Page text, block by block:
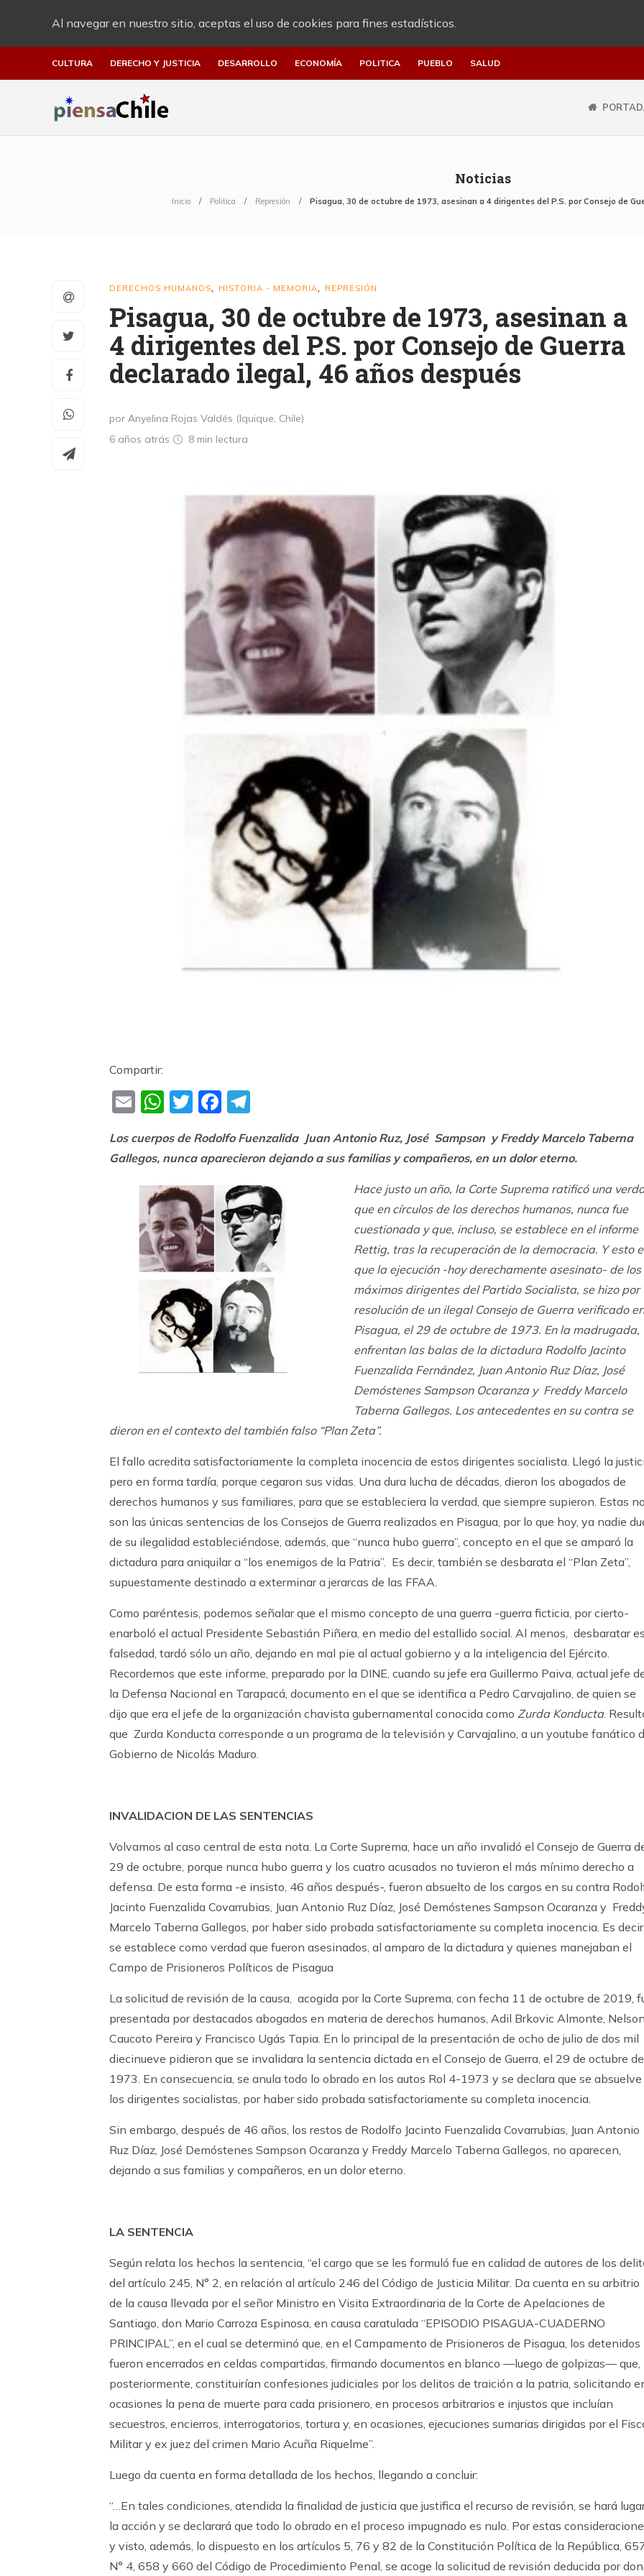
Al navegar en nuestro sitio, aceptas el uso de cookies para fines estadísticos.
CULTURA DERECHO Y JUSTICIA DESARROLLO ECONOMÍA POLITICA PUEBLO SALUD
Noticias
Inicio Politica Represión Pisagua, 30 de octubre de 1973, asesinan a 4 dirigentes del P.S. por Consejo de
DERECHOS HUMANOS HISTORIA - MEMORIA REPRESIÓN
Pisagua, 30 de octubre de 1973, asesinan a
4 dirigentes del P.S. por Consejo de Guerra
declarado ilegal, 46 años después
por Anyelina Rojas Valdés (Iquique, Chile)
6 años atrás
8 min lectura
Compartir:
EmailWhatsApp
TwitterFacebook
Los cuerpos de Rodolfo Fuenzalida Juan Antonio Ruz, José Sampson y Freddy Marcelo Taberna
Gallegos, nunca aparecieron dejando a sus familias y compañeros, en un dolor eterno.
Hace justo un año, la Corte Suprema ratificó una
que en círculos de los derechos humanos, nunca fue
cuestionada y que, incluso, se establece en el informe
Rettig, tras la recuperación de la democracia. Y esto
que la ejecución -hoy derechamente asesinato- de los
máximos dirigentes del Partido Socialista, se hizo por
resolución de un ilegal Consejo de Guerra verificado en
Pisagua, el 29 de octubre de 1973. En la madrugada,
enfrentan las balas de la dictadura Rodolfo Jacinto
Fuenzalida Fernández, Juan Antonio Ruz Díaz, José
Demóstenes Sampson Ocaranza y Freddy Marcelo
Taberna Gallegos. Los antecedentes en su contra se
dieron en el contexto del también falso “Plan Zeta”.
El fallo acredita satisfactoriamente la completa inocencia de estos dirigentes socialista. Llegó la
pero en forma tardía, porque cegaron sus vidas. Una dura lucha de décadas, dieron los abogados de
derechos humanos y sus familiares, para que se estableciera la verdad, que siempre supieron. Estas no
son las únicas sentencias de los Consejos de Guerra realizados en Pisagua, por lo que hoy, ya nadie
de su ilegalidad estableciéndose, además, que “nunca hubo guerra”, concepto en el que se amparó la
dictadura para aniquilar a “los enemigos de la Patria”. Es decir, también se desbarata el “Plan Zeta”,
supuestamente destinado a exterminar a jerarcas de las FFAA.
Como paréntesis, podemos señalar que el mismo concepto de una guerra -guerra ficticia, por cierto-
enarboló el actual Presidente Sebastián Piñera, en medio del estallido social. Al menos, desbaratar
falsedad, tardó sólo un año, dejando en mal pie al actual gobierno y a la inteligencia del Ejército.
Recordemos que este informe, preparado por la DINE, cuando su jefe era Guillermo Paiva, actual jefe
la Defensa Nacional en Tarapacá, documento en el que se identifica a Pedro Carvajalino, de quien se
dijo que era el jefe de la organización chavista gubernamental conocida como Zurda Konducta.
que Zurda Konducta corresponde a un programa de la televisión y Carvajalino, a un youtube fanático
Gobierno de Nicolás Maduro.
INVALIDACION DE LAS SENTENCIAS
Volvamos al caso central de esta nota. La Corte Suprema, hace un año invalidó el Consejo de Guerra
29 de octubre, porque nunca hubo guerra y los cuatro acusados no tuvieron el más mínimo derecho a
defensa. De esta forma -e insisto, 46 años después-, fueron absuelto de los cargos en su contra
Jacinto Fuenzalida Covarrubias, Juan Antonio Ruz Díaz, José Demóstenes Sampson Ocaranza y
Marcelo Taberna Gallegos, por haber sido probada satisfactoriamente su completa inocencia. Es decir,
se establece como verdad que fueron asesinados, al amparo de la dictadura y quienes manejaban el
Campo de Prisioneros Políticos de Pisagua
La solicitud de revisión de la causa, acogida por la Corte Suprema, con fecha 11 de octubre de 2019,
presentada por destacados abogados en materia de derechos humanos, Adil Brkovic Almonte, Nelson
Caucoto Pereira y Francisco Ugás Tapia. En lo principal de la presentación de ocho de julio de dos mil
diecinueve pidieron que se invalidara la sentencia dictada en el Consejo de Guerra, el 29 de octubre de
1973. En consecuencia, se anula todo lo obrado en los autos Rol 4-1973 y se declara que se absuelve
los dirigentes socialistas, por haber sido probada satisfactoriamente su completa inocencia.
Sin embargo, después de 46 años, los restos de Rodolfo Jacinto Fuenzalida Covarrubias, Juan Antonio
Ruz Díaz, José Demóstenes Sampson Ocaranza y Freddy Marcelo Taberna Gallegos, no aparecen,
dejando a sus familias y compañeros, en un dolor eterno.
LA SENTENCIA
Según relata los hechos la sentencia, “el cargo que se les formuló fue en calidad de autores de los
del artículo 245, N° 2, en relación al artículo 246 del Código de Justicia Militar. Da cuenta en su arbitrio
de la causa llevada por el señor Ministro en Visita Extraordinaria de la Corte de Apelaciones de
Santiago, don Mario Carroza Espinosa, en causa caratulada “EPISODIO PISAGUA-CUADERNO
PRINCIPAL”, en el cual se determinó que, en el Campamento de Prisioneros de Pisagua, los detenidos
fueron encerrados en celdas compartidas, firmando documentos en blanco —luego de golpizas— que,
posteriormente, constituirían confesiones judiciales por los delitos de traición a la patria, solicitando
ocasiones la pena de muerte para cada prisionero, en procesos arbitrarios e injustos que incluían
secuestros, encierros, interrogatorios, tortura y, en ocasiones, ejecuciones sumarias dirigidas por el
Militar y ex juez del crimen Mario Acuña Riquelme”.
Luego da cuenta en forma detallada de los hechos, llegando a concluir:
“…En tales condiciones, atendida la finalidad de justicia que justifica el recurso de revisión, se hará
la acción y se declarará que todo lo obrado en el proceso impugnado es nulo. Por estas
y visto, además, lo dispuesto en los artículos 5, 76 y 82 de la Constitución Política de la República,
N° 4, 658 y 660 del Código de Procedimiento Penal, se acoge la solicitud de revisión deducida por don